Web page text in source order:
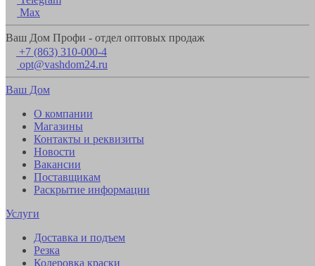
Max
Ваш Дом Профи - отдел оптовых продаж
+7 (863) 310-000-4
opt@vashdom24.ru
Ваш Дом
О компании
Магазины
Контакты и реквизиты
Новости
Вакансии
Поставщикам
Раскрытие информации
Услуги
Доставка и подъем
Резка
Колеровка краски